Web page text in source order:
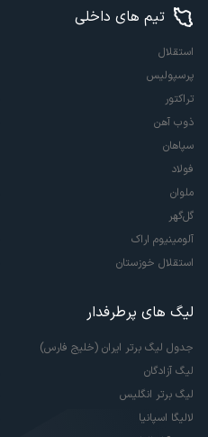
تیم های داخلی
استقلال
پرسپولیس
تراکتور
ذوب آهن
سپاهان
فولاد
ملوان
گل‌گهر
آلومینیوم اراک
استقلال خوزستان
لیگ های پرطرفدار
جدول لیگ برتر ایران (خلیج فارس)
لیگ آزادگان
لیگ برتر انگلیس
لالیگا اسپانیا